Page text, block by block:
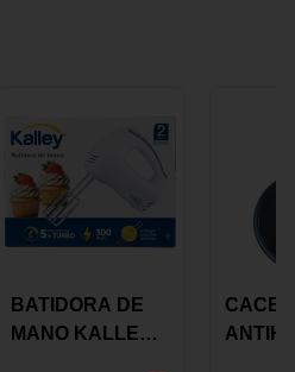
BATIDORA DE
MANO KALLEY